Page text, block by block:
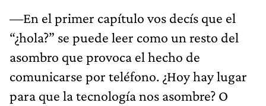
—En el primer capítulo vos decís que el
“¿hola?” se puede leer como un resto del
asombro que provoca el hecho de
comunicarse por teléfono. ¿Hoy hay lugar
para que la tecnología nos asombre? O